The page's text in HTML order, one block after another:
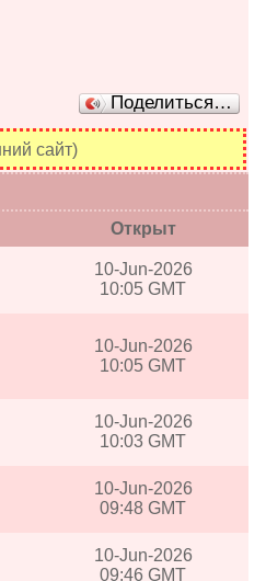
Поделиться…
сайт)
Открыт
10-Jun-2026
10:05 GMT
10-Jun-2026
10:05 GMT
10-Jun-2026
10:03 GMT
10-Jun-2026
09:48 GMT
10-Jun-2026
09:46 GMT